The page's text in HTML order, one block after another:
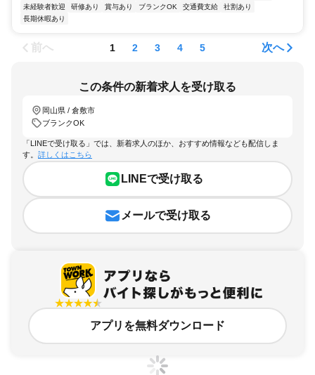
未経験者歓迎
研修あり 賞与あり ブランクOK 交通費支給
社割あり
長期休暇あり
前へ 1 2 3 4 5 次へ
この条件の新着求人を受け取る
岡山県 / 倉敷市
ブランクOK
「LINEで受け取る」では、新着求人のほか、おすすめ情報なども配信しま
す。 詳しくはこちら
LINEで受け取る
メールで受け取る
アプリを無料ダウンロード